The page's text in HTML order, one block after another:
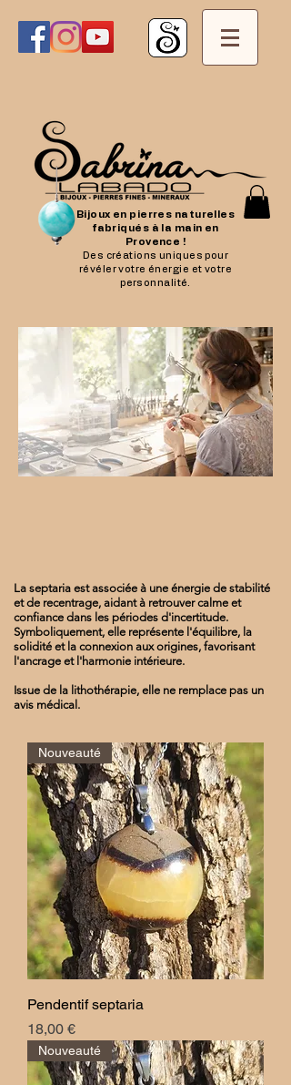
Bijoux en pierres naturelles
fabriqués à la main en
Provence !
Des créations uniques pour
révéler votre énergie et votre
personnalité.
La septaria est associée à une énergie de stabilité
et de recentrage, aidant à retrouver calme et
confiance dans les périodes d'incertitude.
Symboliquement, elle représente l'équilibre, la
solidité et la connexion aux origines, favorisant
l'ancrage et l'harmonie intérieure.
Issue de la lithothérapie, elle ne remplace pas un
avis médical.
Nouveauté
Pendentif septaria
Prix
18,00 €
Nouveauté